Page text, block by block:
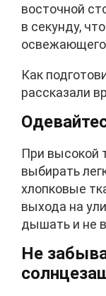
восточной
в секунду,
освежающего
Как
рассказали
При высокой
выбирать
хлопковые
выхода на
дышать и не
Не